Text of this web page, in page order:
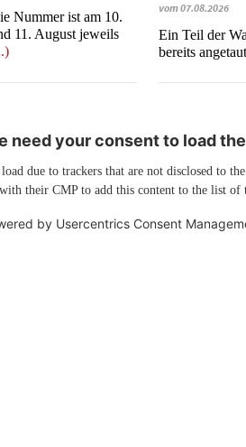
Nummer ist am 10.
11. August jeweils
vom 07.08.2026
​​​​​​​Ein Teil der
bereits
need your consent to load
due to trackers that are not disclosed to
their CMP to add this content to the list of
by Usercentrics Consent